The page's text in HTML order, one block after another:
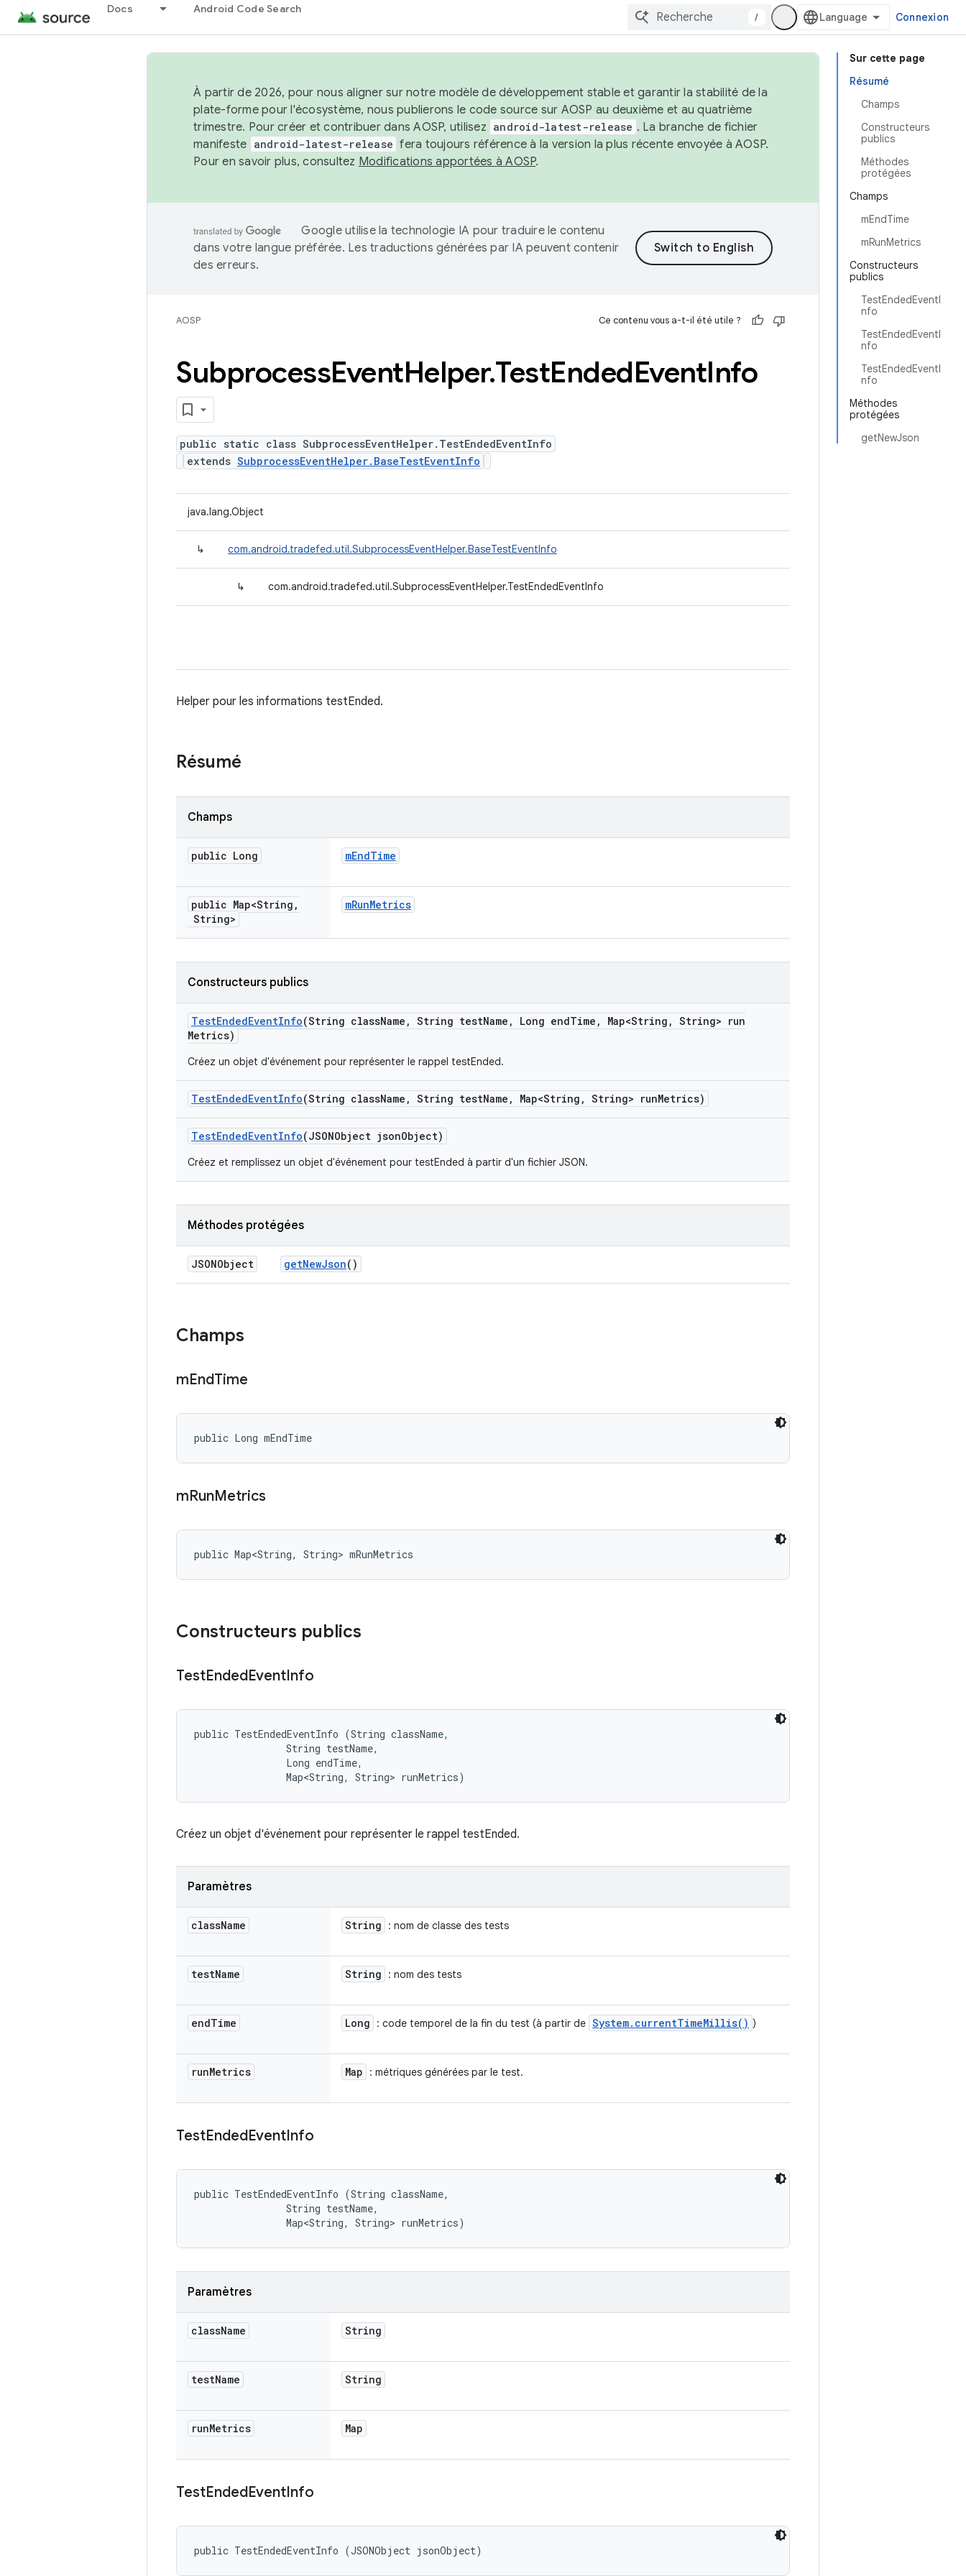
Docs Android Code Search
/ Connexion
Sur cette page
Résumé
Champs
Constructeurs
publics
Méthodes
protégées
Champs
mEndTime
mRunMetrics
Constructeurs
publics
TestEndedEventI
nfo
TestEndedEventI
nfo
TestEndedEventI
nfo
Méthodes
protégées
getNewJson
À partir de 2026, pour nous aligner sur notre modèle de développement stable et garantir la stabilité de la
plate-forme pour l'écosystème, nous publierons le code source sur AOSP au deuxième et au quatrième
trimestre. Pour créer et contribuer dans AOSP, utilisez android-latest-release . La branche de fichier
manifeste android-latest-release fera toujours référence à la version la plus récente envoyée à AOSP.
Pour en savoir plus, consultez Modifications apportées à AOSP.
Google utilise la technologie IA pour traduire le contenu
dans votre langue préférée. Les traductions générées par IA peuvent contenir
des erreurs.
AOSP Ce contenu vous a-t-il été utile ?
SubprocessEventHelper.TestEndedEventInfo
public static class SubprocessEventHelper.TestEndedEventInfo
extends SubprocessEventHelper.BaseTestEventInfo
java.lang.Object
↳ com.android.tradefed.util.SubprocessEventHelper.BaseTestEventInfo
↳ com.android.tradefed.util.SubprocessEventHelper.TestEndedEventInfo
Helper pour les informations testEnded.
Résumé
Champs
public Long mEndTime
public Map<String ,
String>
mRunMetrics
Constructeurs publics
TestEndedEventInfo(String className , String testName , Long endTime , Map<String , String> run
Metrics)
Créez un objet d'événement pour représenter le rappel testEnded.
TestEndedEventInfo(String className , String testName , Map<String , String> runMetrics)
TestEndedEventInfo(JSONObject jsonObject)
Créez et remplissez un objet d'événement pour testEnded à partir d'un fichier JSON.
Méthodes protégées
JSONObject getNewJson()
Champs
mEndTime
public Long mEndTime
mRunMetrics
public Map<String, String> mRunMetrics
Constructeurs publics
TestEndedEventInfo
public TestEndedEventInfo (String className,
                String testName,
                Long endTime,
                Map<String, String> runMetrics)
Créez un objet d'événement pour représenter le rappel testEnded.
Paramètres
className String : nom de classe des tests
testName String : nom des tests
endTime Long : code temporel de la fin du test (à partir de System. currentTimeMillis( ) )
runMetrics Map : métriques générées par le test.
TestEndedEventInfo
public TestEndedEventInfo (String className,
                String testName,
                Map<String, String> runMetrics)
Paramètres
className String
testName String
runMetrics Map
TestEndedEventInfo
public TestEndedEventInfo (JSONObject jsonObject)